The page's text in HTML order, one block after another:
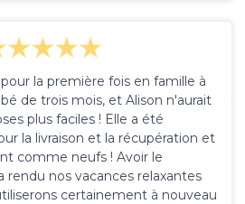
la première fois en famille à
de trois mois, et Alison n'aurait
plus faciles ! Elle a été
la livraison et la récupération et
comme neufs ! Avoir le
rendu nos vacances relaxantes
certainement à nouveau